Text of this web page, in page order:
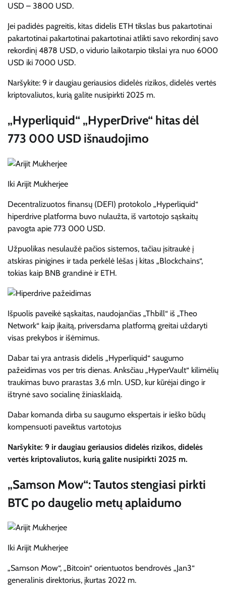
USD – 3800 USD.
Jei padidės pagreitis, kitas didelis ETH tikslas bus pakartotinai
pakartotinai pakartotinai pakartotinai atlikti savo rekordinį savo
rekordinį 4878 USD, o vidurio laikotarpio tikslai yra nuo 6000
USD iki 7000 USD.
Naršykite: 9 ir daugiau geriausios didelės rizikos, didelės vertės
kriptovaliutos, kurią galite nusipirkti 2025 m.
„Hyperliquid“ „HyperDrive“ hitas dėl
773 000 USD išnaudojimo
Iki Arijit Mukherjee
Decentralizuotos finansų (DEFI) protokolo „Hyperliquid“
hiperdrive platforma buvo nulaužta, iš vartotojo sąskaitų
pavogta apie 773 000 USD.
Užpuolikas nesulaužė pačios sistemos, tačiau įsitraukė į
atskiras pinigines ir tada perkėlė lėšas į kitas „Blockchains“,
tokias kaip BNB grandinė ir ETH.
Išpuolis paveikė sąskaitas, naudojančias „Thbill“ iš „Theo
Network“ kaip įkaitą, priversdama platformą greitai uždaryti
visas prekybos ir išėmimus.
Dabar tai yra antrasis didelis „Hyperliquid“ saugumo
pažeidimas vos per tris dienas. Anksčiau „HyperVault“ kilimėlių
traukimas buvo prarastas 3,6 mln. USD, kur kūrėjai dingo ir
ištrynė savo socialinę žiniasklaidą.
Dabar komanda dirba su saugumo ekspertais ir ieško būdų
kompensuoti paveiktus vartotojus
Naršykite: 9 ir daugiau geriausios didelės rizikos, didelės
vertės kriptovaliutos, kurią galite nusipirkti 2025 m.
„Samson Mow“: Tautos stengiasi pirkti
BTC po daugelio metų aplaidumo
Iki Arijit Mukherjee
„Samson Mow“, „Bitcoin“ orientuotos bendrovės „Jan3“
generalinis direktorius, įkurtas 2022 m.